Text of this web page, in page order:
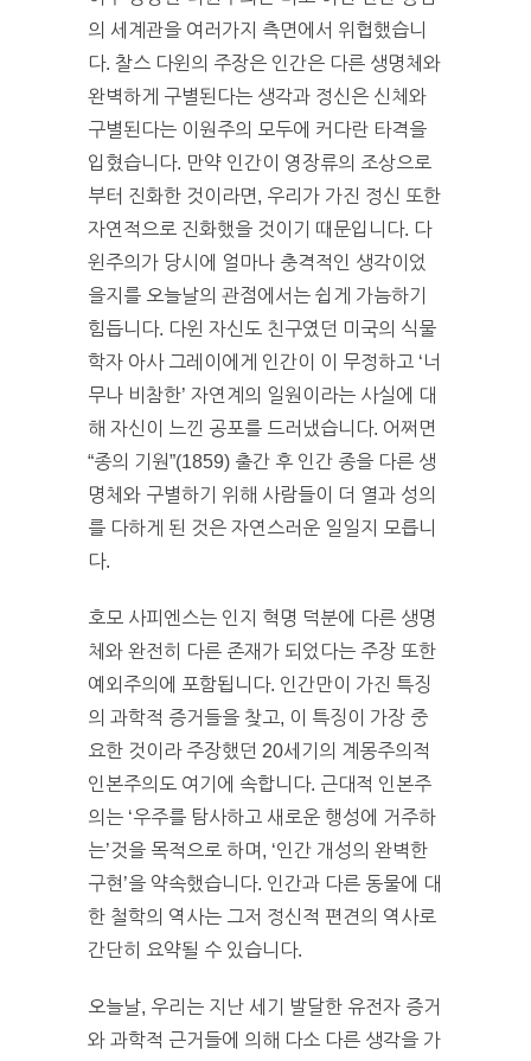
의 세계관을 여러가지 측면에서 위협했습니
다. 찰스 다윈의 주장은 인간은 다른 생명체와
완벽하게 구별된다는 생각과 정신은 신체와
구별된다는 이원주의 모두에 커다란 타격을
입혔습니다. 만약 인간이 영장류의 조상으로
부터 진화한 것이라면, 우리가 가진 정신 또한
자연적으로 진화했을 것이기 때문입니다. 다
윈주의가 당시에 얼마나 충격적인 생각이었
을지를 오늘날의 관점에서는 쉽게 가늠하기
힘듭니다. 다윈 자신도 친구였던 미국의 식물
학자 아사 그레이에게 인간이 이 무정하고 ‘너
무나 비참한’ 자연계의 일원이라는 사실에 대
해 자신이 느낀 공포를 드러냈습니다. 어쩌면
“종의 기원”(1859) 출간 후 인간 종을 다른 생
명체와 구별하기 위해 사람들이 더 열과 성의
를 다하게 된 것은 자연스러운 일일지 모릅니
다.
호모 사피엔스는 인지 혁명 덕분에 다른 생명
체와 완전히 다른 존재가 되었다는 주장 또한
예외주의에 포함됩니다. 인간만이 가진 특징
의 과학적 증거들을 찾고, 이 특징이 가장 중
요한 것이라 주장했던 20세기의 계몽주의적
인본주의도 여기에 속합니다. 근대적 인본주
의는 ‘우주를 탐사하고 새로운 행성에 거주하
는’것을 목적으로 하며, ‘인간 개성의 완벽한
구현’을 약속했습니다. 인간과 다른 동물에 대
한 철학의 역사는 그저 정신적 편견의 역사로
간단히 요약될 수 있습니다.
오늘날, 우리는 지난 세기 발달한 유전자 증거
와 과학적 근거들에 의해 다소 다른 생각을 가